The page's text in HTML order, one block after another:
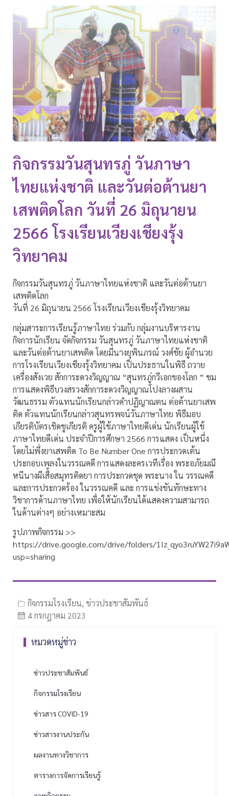
กิจกรรมวันสุนทรภู่ วันภาษา
ไทยแห่งชาติ และวันต่อต้านยา
เสพติดโลก วันที่ 26 มิถุนายน
2566 โรงเรียนเวียงเชียงรุ้ง
วิทยาคม
กิจกรรมวันสุนทรภู่ วันภาษาไทยแห่งชาติ และวันต่อต้านยา
เสพติดโลก
วันที่ 26 มิถุนายน 2566 โรงเรียนเวียงเชียงรุ้งวิทยาคม
กลุ่มสาระการเรียนรู้ภาษาไทย ร่วมกับ กลุ่มงานบริหารงาน
กิจการนักเรียน จัดกิจกรรม วันสุนทรภู่ วันภาษาไทยแห่งชาติ
และวันต่อต้านยาเสพติด โดยมีนางยุพินภรณ์ วงศ์ชัย ผู้อำนวย
การโรงเรียนเวียงเชียงรุ้งวิทยาคม เป็นประธานในพิธี ถวาย
เครื่องสังเวย สักการะดวงวิญญาณ “สุนทรภู่กวีเอกของโลก ” ชม
การแสดงพิธีบวงสรวงสักการะดวงวิญญาณโปงลางผสาน
วัฒนธรรม ตัวแทนนักเรียนกล่าวคำปฏิญาณตน ต่อต้านยาเสพ
ติด ตัวแทนนักเรียนกล่าวสุนทรพจน์วันภาษาไทย พิธีมอบ
เกียรติบัตรเชิดชูเกียรติ ครูผู้ใช้ภาษาไทยดีเด่น นักเรียนผู้ใช้
ภาษาไทยดีเด่น ประจำปีการศึกษา 2566 การแสดง เป็นหนึ่ง
โดยไม่พึ่งยาเสพติด To Be Number One การประกวดเต้น
ประกอบเพลงในวรรณคดี การแสดงละครเวทีเรื่อง พระอภัยมณี
หนีนางผีเสื้อสมุทรติดยา การประกวดชุด พระนาง ใน วรรณคดี
และการประกวดร้อง ในวรรณคดี และ การแข่งขันทักษะทาง
วิชาการด้านภาษาไทย เพื่อให้นักเรียนได้แสดงความสามารถ
ในด้านต่างๆ อย่างเหมาะสม
รูปภาพกิจกรรม >>
https://drive.google.com/drive/folders/
usp=sharing
กิจกรรมโรงเรียน, ข่าวประชาสัมพันธ์
4 กรกฎาคม 2023
หมวดหมู่ข่าว
ข่าวประชาสัมพันธ์
กิจกรรมโรงเรียน
ข่าวสาร COVID-19
ข่าวสารงานประกัน
ผลงานทางวิชาการ
ตารางการจัดการเรียนรู้